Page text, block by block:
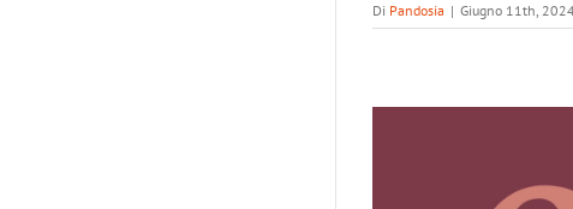
Di Pandosia | Giugno 11th,